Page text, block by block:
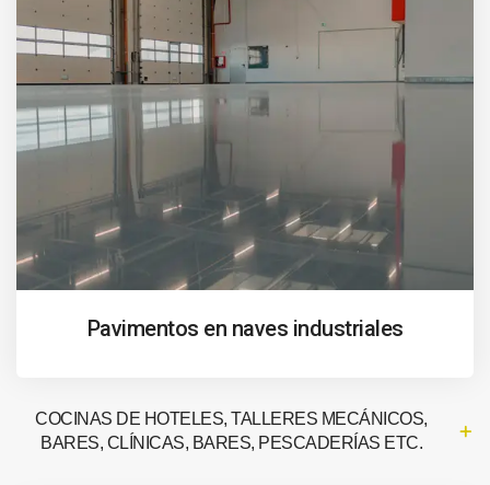
Pavimentos en naves industriales
COCINAS DE HOTELES, TALLERES MECÁNICOS,
BARES, CLÍNICAS, BARES, PESCADERÍAS ETC.